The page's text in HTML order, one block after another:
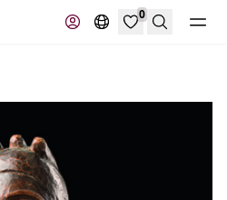
0
Suche